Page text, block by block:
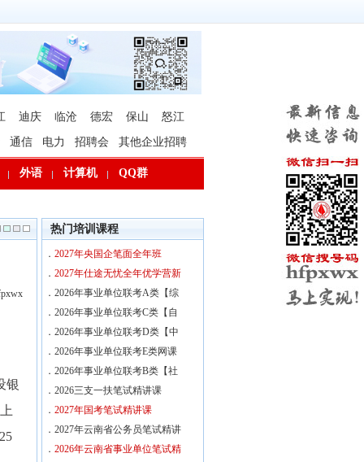
迪庆 临沧 德宏 保山 怒江
通信 电力 招聘会 其他企业招聘
外语 计算机 QQ群
银
热门培训课程
． 2027年央国企笔面全年班
． 2027年仕途无忧全年优学营新
． 2026年事业单位联考A类【综
． 2026年事业单位联考C类【自
． 2026年事业单位联考D类【中
． 2026年事业单位联考E类网课
． 2026年事业单位联考B类【社
． 2026三支一扶笔试精讲课
． 2027年国考笔试精讲课
． 2027年云南省公务员笔试精讲
． 2026年云南省事业单位笔试精